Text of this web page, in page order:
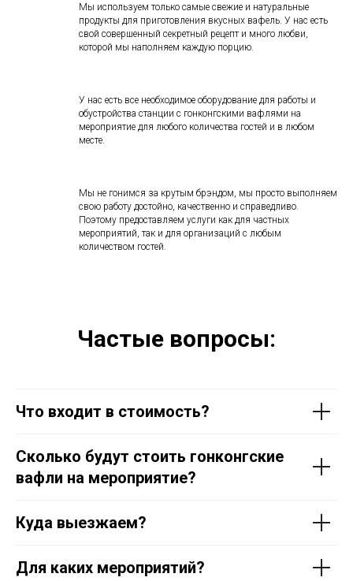
Мы используем только самые свежие и натуральные
продукты для приготовления вкусных вафель. У нас есть
свой совершенный секретный рецепт и много любви,
которой мы наполняем каждую порцию.
У нас есть все необходимое оборудование для работы и
обустройства станции с гонконгскими вафлями на
мероприятие для любого количества гостей и в любом
месте.
Мы не гонимся за крутым брэндом, мы просто выполняем
свою работу достойно, качественно и справедливо.
Поэтому предоставляем услуги как для частных
мероприятий, так и для организаций с любым
количеством гостей.
Частые вопросы:
Что входит в стоимость?
Сколько будут стоить гонконгские
вафли на мероприятие?
Куда выезжаем?
Для каких мероприятий?